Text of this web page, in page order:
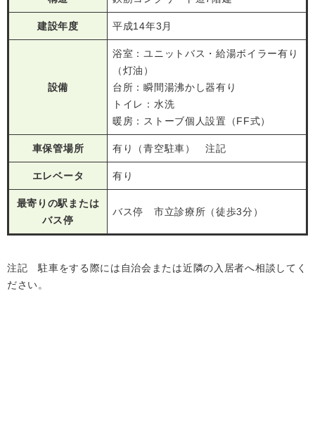
建設年度 平成14年3月
設備
浴室：ユニットバス・給湯ボイラー有り
（灯油）
台所：瞬間湯沸かし器有り
トイレ：水洗
暖房：ストーブ個人設置（FF式）
車保管場所 有り（青空駐車） 注記
エレベータ 有り
最寄りの駅または
バス停
バス停 市立診療所（徒歩3分）
注記 駐車をする際には自治会または近隣の入居者へ相談してく
ださい。